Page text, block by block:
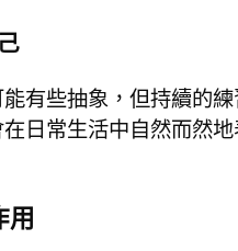
有些抽象，但持續的
日常生活中自然而然
用